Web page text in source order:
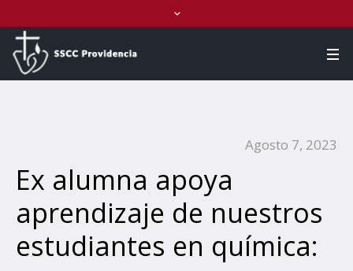
Agosto 7, 2023
Ex alumna apoya
aprendizaje de nuestros
estudiantes en química: